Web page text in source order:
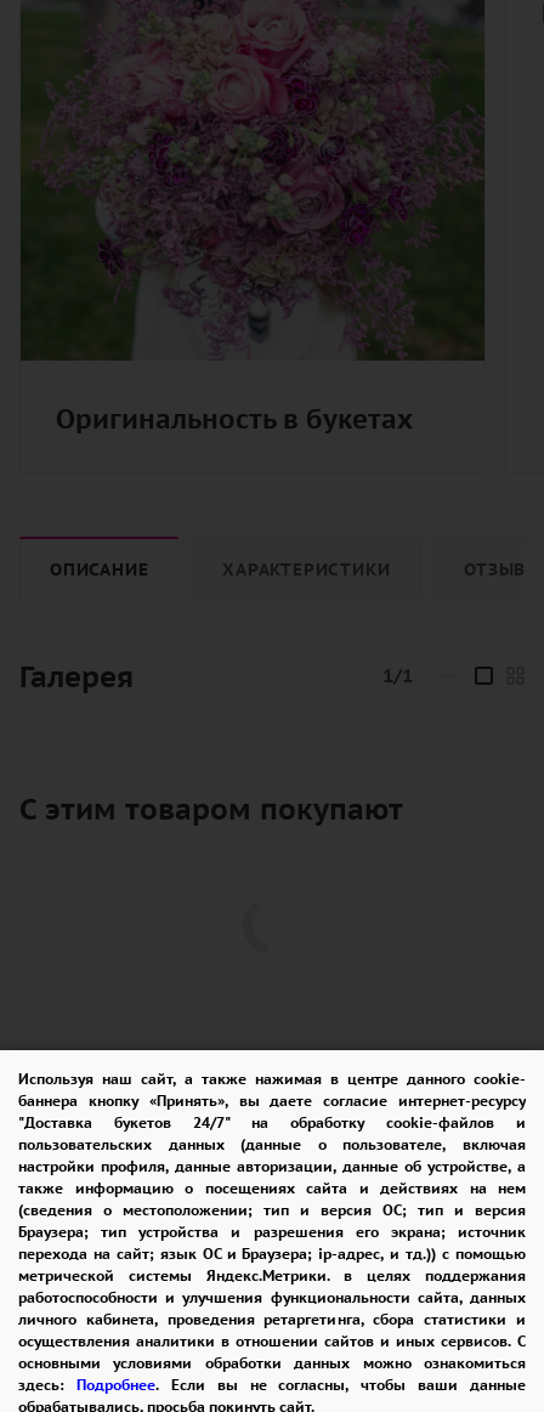
Используя наш сайт, а также нажимая в центре данного cookie-
баннера кнопку «Принять», вы даете согласие интернет-ресурсу
"Доставка букетов 24/7" на обработку cookie-файлов и
пользовательских данных (данные о пользователе, включая
настройки профиля, данные авторизации, данные об устройстве, а
также информацию о посещениях сайта и действиях на нем
(сведения о местоположении; тип и версия ОС; тип и версия
Браузера; тип устройства и разрешения его экрана; источник
перехода на сайт; язык ОС и Браузера; ip-адрес, и тд.)) с помощью
метрической системы Яндекс.Метрики. в целях поддержания
работоспособности и улучшения функциональности сайта, данных
личного кабинета, проведения ретаргетинга, сбора статистики и
осуществления аналитики в отношении сайтов и иных сервисов. С
основными условиями обработки данных можно ознакомиться
здесь: Подробнее. Если вы не согласны, чтобы ваши данные
обрабатывались, просьба покинуть сайт.
Оригинальность в букетах
ОПИСАНИЕ ХАРАКТЕРИСТИКИ ОТЗЫВЫ
Галерея 1/1
С этим товаром покупают
ПОМОЩЬ ОПЛАТА
ДОСТАВКА
ГАРАНТИИ
КУПОН
ВОЗВРАТ
ОТЗЫВЫ
РЕКОМЕНДАЦИИ
КОНТАКТЫ
8 965 242-37-47